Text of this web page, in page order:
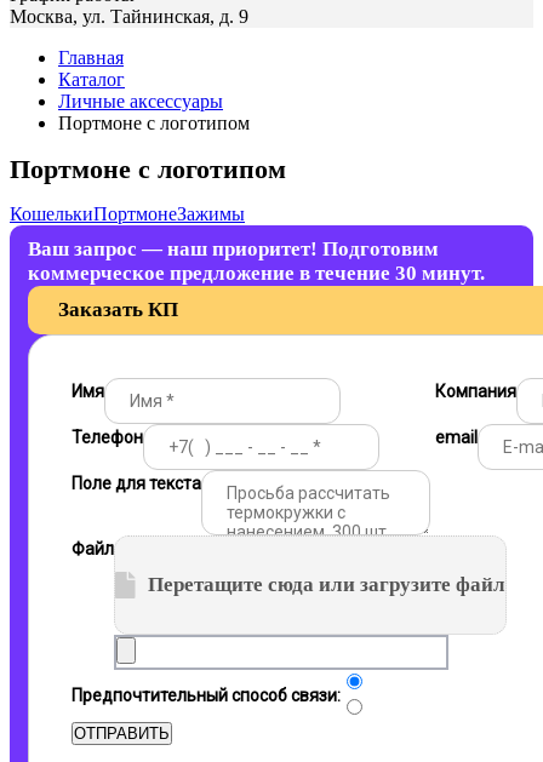
Москва, ул. Тайнинская, д. 9
Главная
Каталог
Личные аксессуары
Портмоне с логотипом
Портмоне с логотипом
КошелькиПортмонеЗажимы
Ваш запрос — наш приоритет! Подготовим
коммерческое предложение в течение 30 минут.
Заказать КП
Имя Компания
Телефон email
Поле для текста
Файл
Перетащите сюда или загрузите файл
Предпочтительный способ связи:
ОТПРАВИТЬ